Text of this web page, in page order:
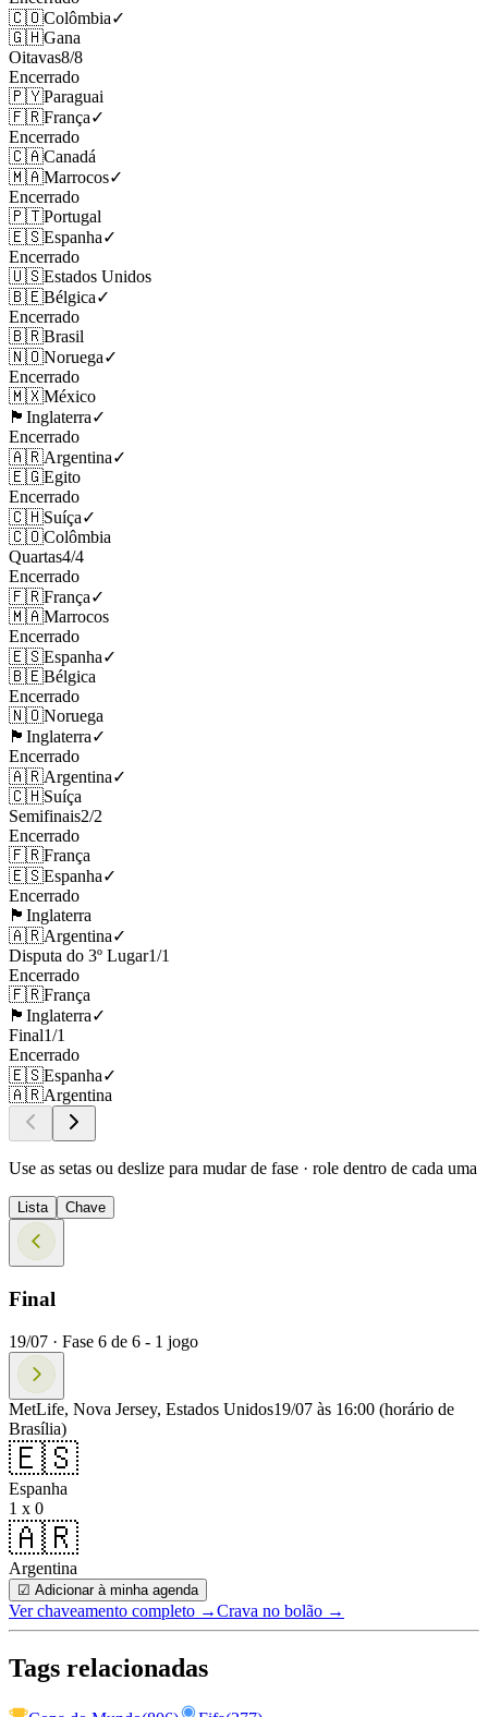
🇨🇴Colômbia✓
🇬🇭Gana
Oitavas8/8
Encerrado
🇵🇾Paraguai
🇫🇷França✓
Encerrado
🇨🇦Canadá
🇲🇦Marrocos✓
Encerrado
🇵🇹Portugal
🇪🇸Espanha✓
Encerrado
🇺🇸Estados Unidos
🇧🇪Bélgica✓
Encerrado
🇧🇷Brasil
🇳🇴Noruega✓
Encerrado
🇲🇽México
🏴󠁧󠁢󠁥󠁮󠁧󠁿 Inglaterra✓
Encerrado
🇦🇷Argentina✓
🇪🇬Egito
Encerrado
🇨🇭Suíça✓
🇨🇴Colômbia
Quartas4/4
Encerrado
🇫🇷França✓
🇲🇦Marrocos
Encerrado
🇪🇸Espanha✓
🇧🇪Bélgica
Encerrado
🇳🇴Noruega
🏴󠁧󠁢󠁥󠁮󠁧󠁿 Inglaterra✓
Encerrado
🇦🇷Argentina✓
🇨🇭Suíça
Semifinais2/2
Encerrado
🇫🇷França
🇪🇸Espanha✓
Encerrado
🏴󠁧󠁢󠁥󠁮󠁧󠁿 Inglaterra
🇦🇷Argentina✓
Disputa do 3º Lugar1/1
Encerrado
🇫🇷França
🏴󠁧󠁢󠁥󠁮󠁧󠁿 Inglaterra✓
Final1/1
Encerrado
🇪🇸Espanha✓
🇦🇷Argentina
Use as setas ou deslize para mudar de fase · role dentro de cada uma
Lista Chave
Final
19/07 · Fase 6 de 6 - 1 jogo
MetLife, Nova Jersey, Estados Unidos19/07 às 16:00 (horário de
Brasília)
🇪🇸
Espanha
1 x 0
🇦🇷
Argentina
☑ Adicionar à minha agenda
Ver chaveamento completo →Crava no bolão →
Tags relacionadas